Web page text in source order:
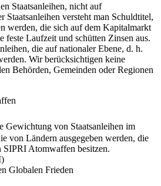
Staatsanleihen, nicht auf
Staatsanleihen versteht man Schuldtitel,
werden, die sich auf dem Kapitalmarkt
feste Laufzeit und schütten Zinsen aus.
die auf nationaler Ebene, d. h.
Wir berücksichtigen keine
Behörden, Gemeinden oder Regionen
Gewichtung von Staatsanleihen im
von Ländern ausgegeben werden, die
Atomwaffen besitzen.
Globalen Frieden